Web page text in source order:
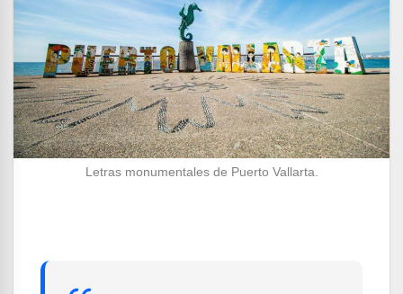
Letras monumentales de Puerto Vallarta.